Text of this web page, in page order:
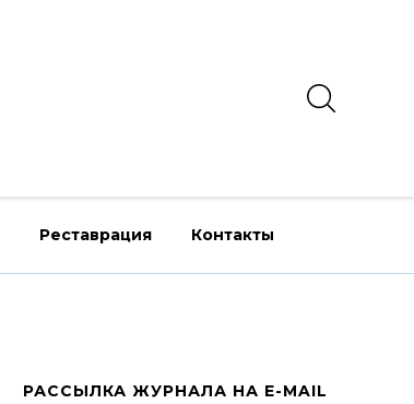
Реставрация Контакты
РАССЫЛКА ЖУРНАЛА НА E-MAIL